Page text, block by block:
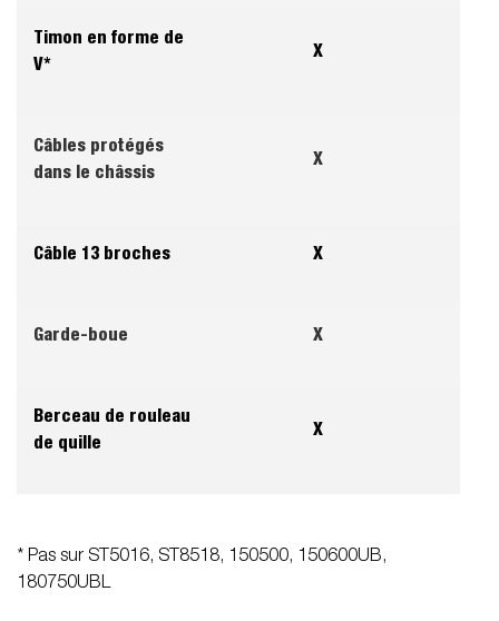
Timon en forme de
V*
X
Câbles protégés
dans le châssis
X
Câble 13 broches X
Garde-boue X
Berceau de rouleau
de quille
X
* Pas sur ST5016, ST8518, 150500, 150600UB,
180750UBL